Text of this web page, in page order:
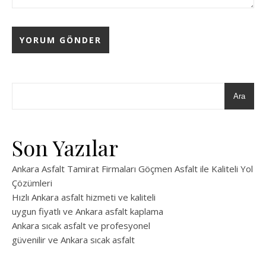
Ara
Son Yazılar
Ankara Asfalt Tamirat Firmaları Göçmen Asfalt ile Kaliteli Yol
Çözümleri
Hızlı Ankara asfalt hizmeti ve kaliteli
uygun fiyatlı ve Ankara asfalt kaplama
Ankara sıcak asfalt ve profesyonel
güvenilir ve Ankara sıcak asfalt